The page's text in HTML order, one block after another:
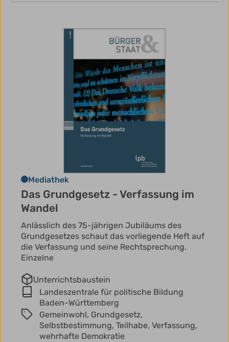
Mediathek
Das Grundgesetz - Verfassung im
Wandel
Anlässlich des 75-jährigen Jubiläums des
Grundgesetzes schaut das vorliegende Heft auf
die Verfassung und seine Rechtsprechung.
Einzelne
Unterrichtsbaustein
Landeszentrale für politische Bildung
Baden-Württemberg
Gemeinwohl, Grundgesetz,
Selbstbestimmung, Teilhabe, Verfassung,
wehrhafte Demokratie